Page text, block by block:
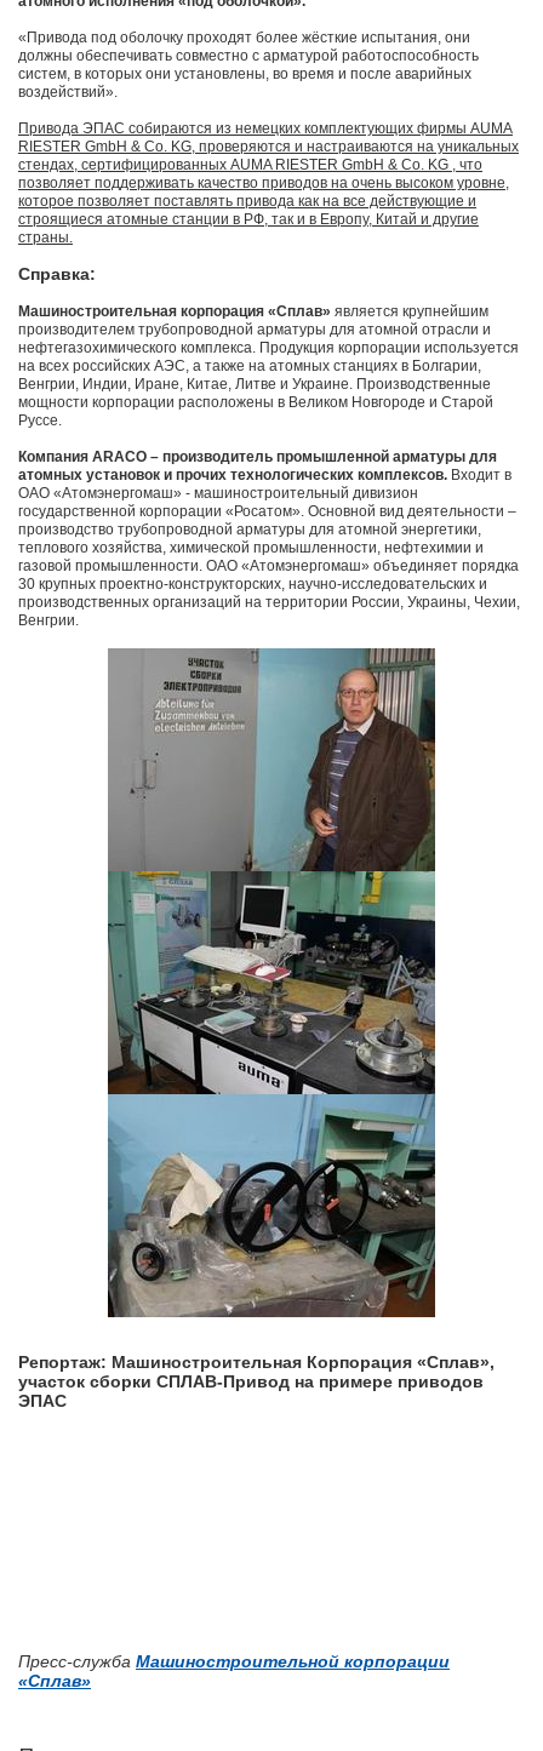
«Привода под оболочку проходят более жёсткие испытания, они
должны обеспечивать совместно с арматурой работоспособность
систем, в которых они установлены, во время и после аварийных
воздействий».
Привода ЭПАС собираются из немецких комплектующих фирмы AUMA
RIESTER GmbH & Co. KG, проверяются и настраиваются на уникальных
стендах, сертифицированных AUMA RIESTER GmbH & Co. KG , что
позволяет поддерживать качество приводов на очень высоком уровне,
которое позволяет поставлять привода как на все действующие и
строящиеся атомные станции в РФ, так и в Европу, Китай и другие
страны.
Справка:
Машиностроительная корпорация «Сплав» является крупнейшим
производителем трубопроводной арматуры для атомной отрасли и
нефтегазохимического комплекса. Продукция корпорации используется
на всех российских АЭС, а также на атомных станциях в Болгарии,
Венгрии, Индии, Иране, Китае, Литве и Украине. Производственные
мощности корпорации расположены в Великом Новгороде и Старой
Руссе.
Компания ARACO – производитель промышленной арматуры для
атомных установок и прочих технологических комплексов. Входит в
ОАО «Атомэнергомаш» - машиностроительный дивизион
государственной корпорации «Росатом». Основной вид деятельности –
производство трубопроводной арматуры для атомной энергетики,
теплового хозяйства, химической промышленности, нефтехимии и
газовой промышленности. ОАО «Атомэнергомаш» объединяет порядка
30 крупных проектно-конструкторских, научно-исследовательских и
производственных организаций на территории России, Украины, Чехии,
Венгрии.
Репортаж: Машиностроительная Корпорация «Сплав»,
участок сборки СПЛАВ-Привод на примере приводов
ЭПАС
Пресс-служба Машиностроительной корпорации
«Сплав»